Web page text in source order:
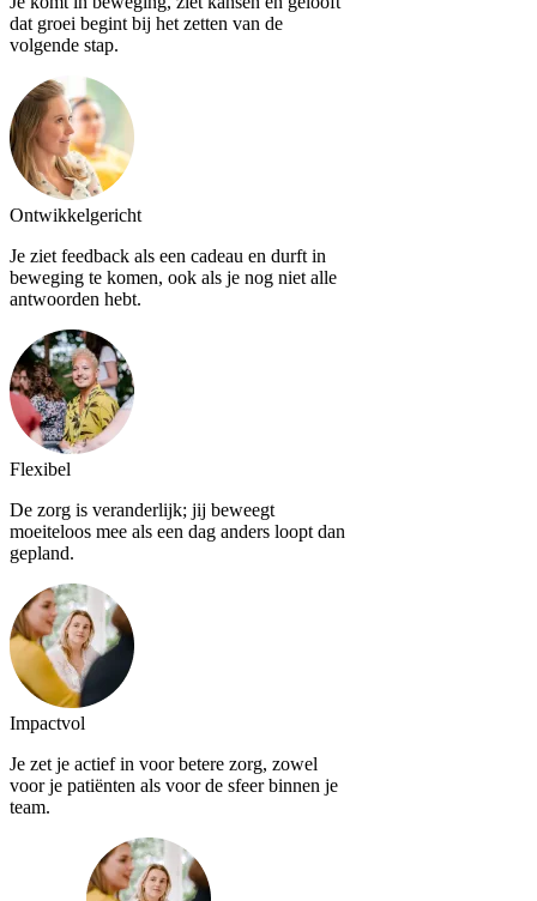
dat groei begint bij het zetten van de
volgende stap.
Ontwikkelgericht
Je ziet feedback als een cadeau en durft in
beweging te komen, ook als je nog niet alle
antwoorden hebt.
Flexibel
De zorg is veranderlijk; jij beweegt
moeiteloos mee als een dag anders loopt dan
gepland.
Impactvol
Je zet je actief in voor betere zorg, zowel
voor je patiënten als voor de sfeer binnen je
team.